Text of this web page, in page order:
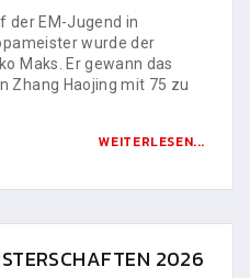
der EM-Jugend in
wurde der
Maks. Er gewann das
Zhang Haojing mit 75 zu
WEITERLESEN...
2026